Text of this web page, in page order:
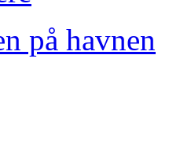
på havnen